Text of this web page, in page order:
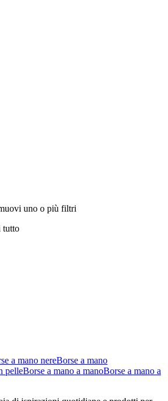
uno o più filtri
tutto
a mano nereBorse a mano
pelleBorse a mano a manoBorse a mano a